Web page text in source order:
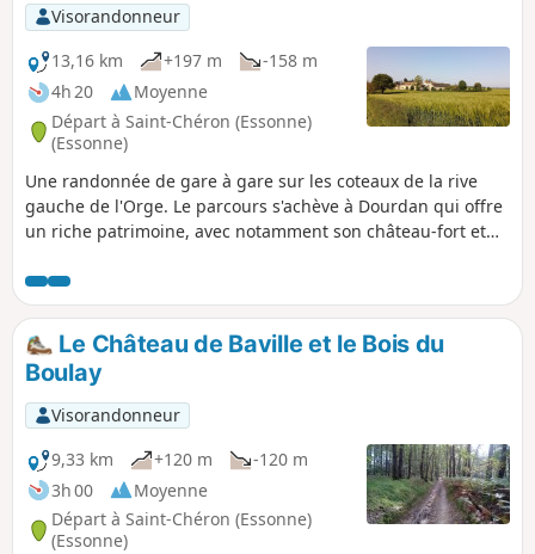
Visorandonneur
13,16 km
+197 m
-158 m
4h 20
Moyenne
Départ à Saint-Chéron (Essonne)
(Essonne)
Une randonnée de gare à gare sur les coteaux de la rive
gauche de l'Orge. Le parcours s'achève à Dourdan qui offre
un riche patrimoine, avec notamment son château-fort et
Le Château de Baville et le Bois du
Boulay
Visorandonneur
9,33 km
+120 m
-120 m
3h 00
Moyenne
Départ à Saint-Chéron (Essonne)
(Essonne)